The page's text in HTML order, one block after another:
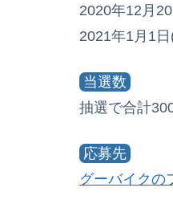
2020年12月
2021年1月1
当選数
抽選で合計
応募先
グーバイクの